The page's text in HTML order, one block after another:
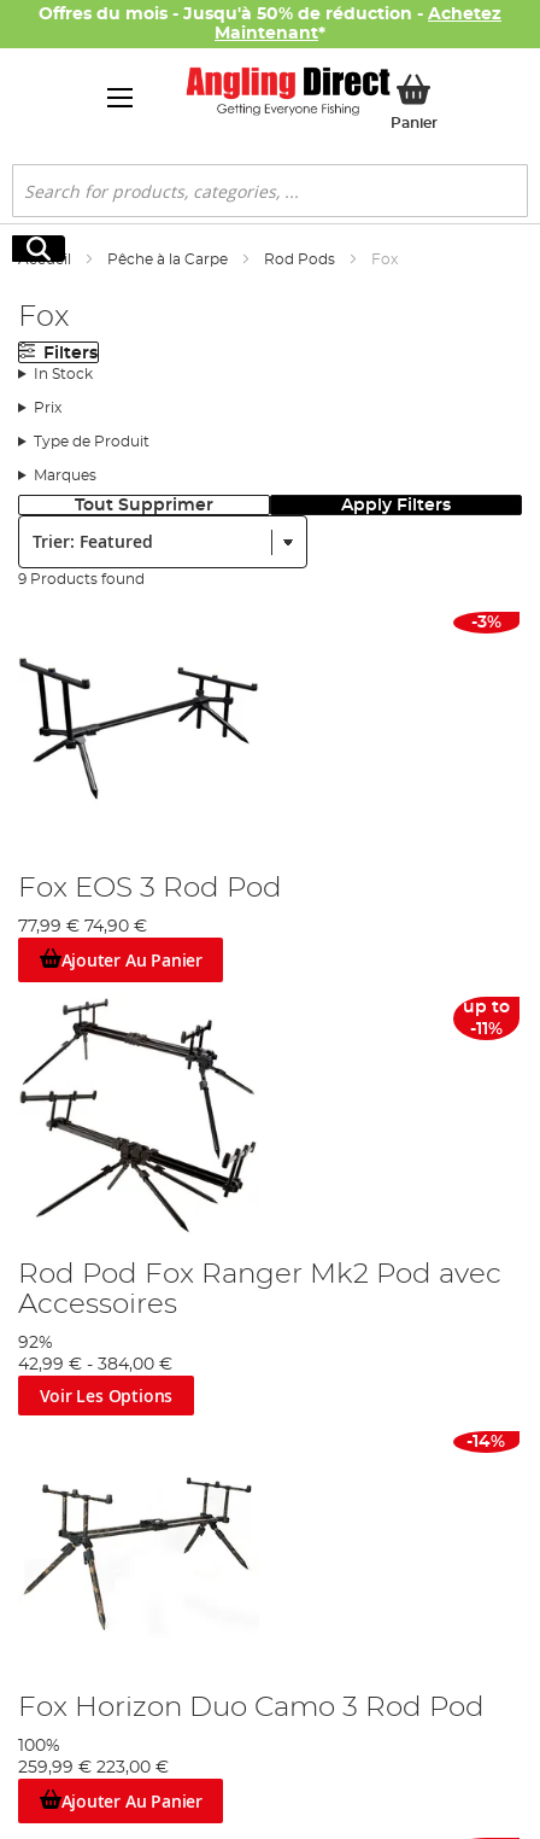
Offres du mois - Jusqu'à 50% de réduction - Achetez
Maintenant*
PanierMon panier
Rechercher
Rechercher
Accueil Pêche à la Carpe Rod Pods Fox
Fox
Filters
In Stock
Prix
Type de Produit
Marques
Tout Supprimer Apply Filters
9 Products found
-3%
Fox EOS 3 Rod Pod
77,99 € 74,90 €
Ajouter Au Panier
up to
-11%
Rod Pod Fox Ranger Mk2 Pod avec
Accessoires
92%
42,99 € - 384,00 €
Voir Les Options
-14%
Fox Horizon Duo Camo 3 Rod Pod
100%
259,99 € 223,00 €
Ajouter Au Panier